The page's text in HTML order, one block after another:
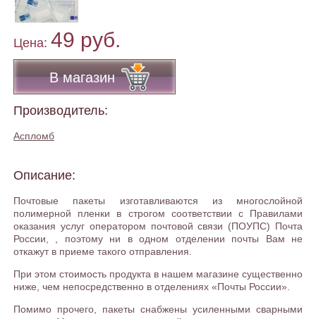
Цена: 49 руб.
В магазин
Производитель:
Аспломб
Описание:
Почтовые пакеты изготавливаются из многослойной
полимерной пленки в строгом соответствии с Правилами
оказания услуг оператором почтовой связи (ПОУПС) Почта
России, , поэтому ни в одном отделении почты Вам не
откажут в приеме такого отправления.
При этом стоимость продукта в нашем магазине существенно
ниже, чем непосредственно в отделениях «Почты России».
Помимо прочего, пакеты снабжены усиленными сварными